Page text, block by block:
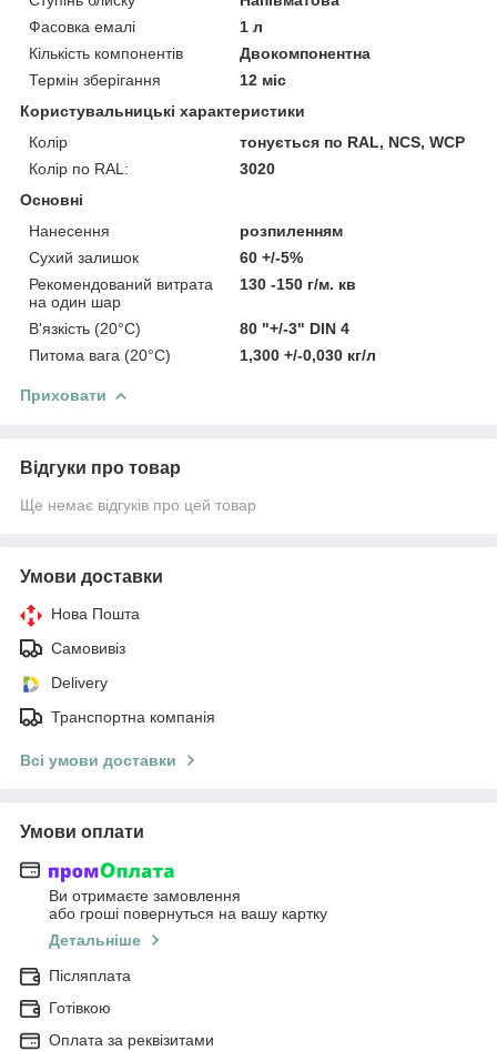
Фасовка емалі
1 л
Кількість компонентів
Двокомпонентна
Термін зберігання
12 міс
Користувальницькі характеристики
Колір
тонується по RAL, NCS, WCP
Колір по RAL:
3020
Основні
Нанесення
розпиленням
Сухий залишок
60 +/-5%
Рекомендований витрата
на один шар
130 -150 г/м. кв
В'язкість (20°C)
80 "+/-3" DIN 4
Питома вага (20°C)
1,300 +/-0,030 кг/л
Приховати
Відгуки про товар
Ще немає відгуків про цей товар
Умови доставки
Нова Пошта
Самовивіз
Delivery
Транспортна компанія
Всі умови доставки
Умови оплати
Ви отримаєте замовлення
або гроші повернуться на вашу картку
Детальніше
Післяплата
Готівкою
Оплата за реквізитами